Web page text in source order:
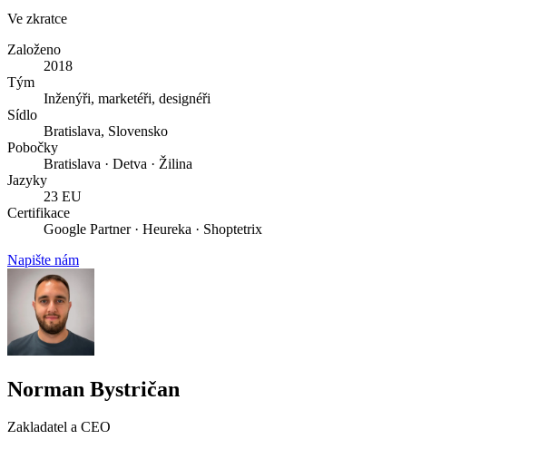
Ve zkratce
Založeno
2018
Tým
Inženýři, marketéři, designéři
Sídlo
Bratislava, Slovensko
Pobočky
Bratislava · Detva · Žilina
Jazyky
23 EU
Certifikace
Google Partner · Heureka · Shoptetrix
Napište nám
Norman Bystričan
Zakladatel a CEO